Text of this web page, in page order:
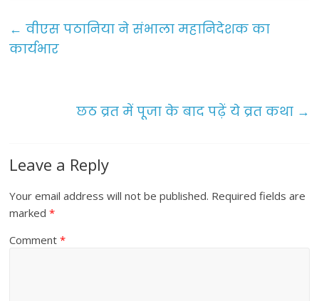
e
b
er l e
← वीएस पठानिया ने संभाला महानिदेशक का
कार्यभार
छठ व्रत में पूजा के बाद पढ़ें ये व्रत कथा →
Leave a Reply
Your email address will not be published. Required fields are
marked*
Comment*